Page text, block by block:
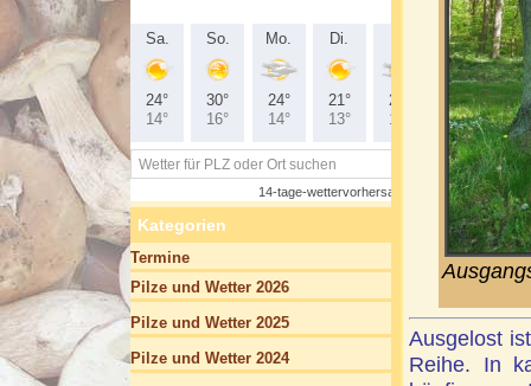
Ausgelost
Reihe. In
Kategorien
Termine
Pilze und Wetter 2026
Pilze und Wetter 2025
Pilze und Wetter 2024